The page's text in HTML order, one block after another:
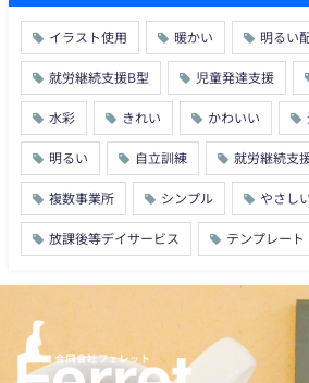
イラスト使用 暖かい 明るい
就労継続支援B型 児童発達支援
水彩 きれい かわいい
明るい 自立訓練 就労継続支
複数事業所 シンプル やさし
放課後等デイサービス テンプレート